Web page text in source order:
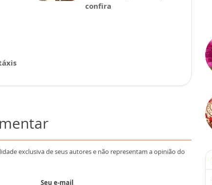
confira
exclusiva de seus autores e não representam a opinião do
Seu e-mail